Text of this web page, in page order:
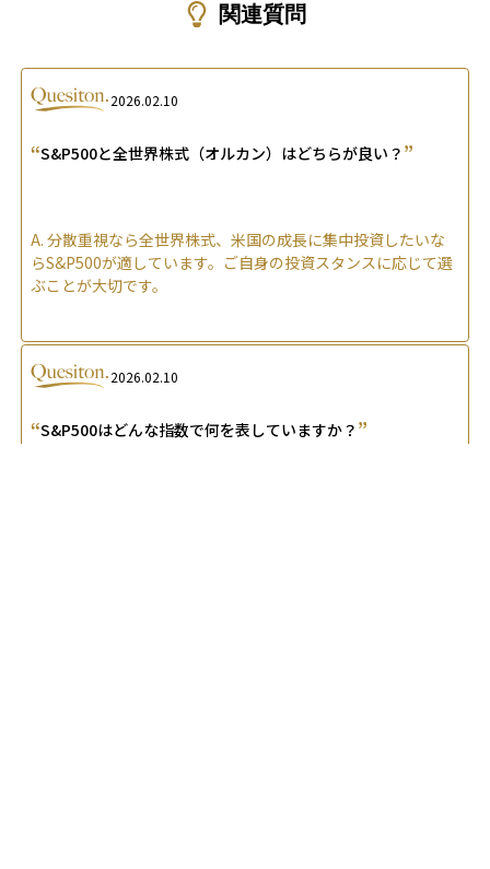
関連質問
2026.02.10
“S&P500と全世界株式（オルカン）はどちらが良い？ ”
A. 分散重視なら全世界株式、米国の成長に集中投資したいな
らS&P500が適しています。ご自身の投資スタンスに応じて選
ぶことが大切です。
2026.02.10
“S&P500はどんな指数で何を表していますか？ ”